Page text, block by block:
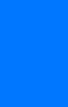
с офертой и